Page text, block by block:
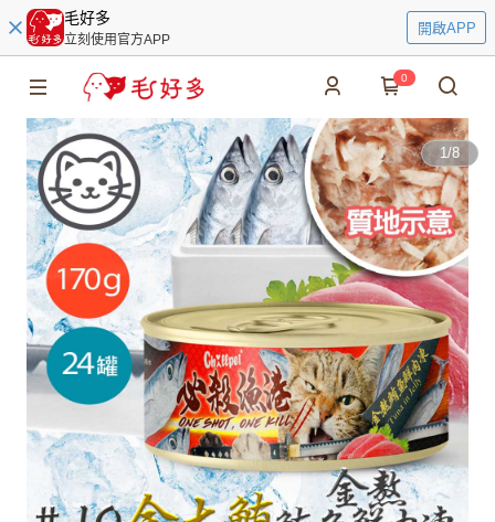
毛好多
立刻使用官方APP
開啟APP
0
1/8